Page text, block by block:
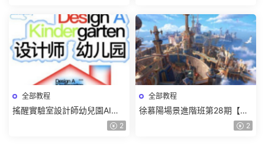
全部教程
搖醒實驗室設計師幼兒園AI軟
件基礎課2025【畫質不錯有素
2
全部教程
徐慕陽場景進階班第28期【畫
2